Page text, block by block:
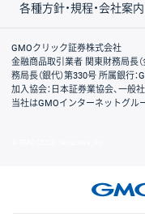
各種方針・規程・会社案内
取引規程・約款
サイトマップ
その他のご案内
個人情報保護方針
最良執行方針
サイトのご利用につい
ディスクレイマー
信託保全
リスク説明
会社案内
GMOクリック証券株式会社
金融商品取引業者 関東財務局長
務局長（銀代）第330号 所属銀行
加入協会：日本証券業協会、一般
当社はGMOインターネットグル